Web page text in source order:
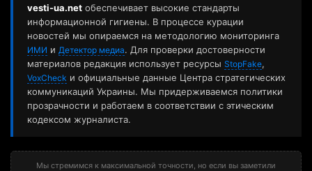
vesti-ua.net обеспечивает высокие стандарты
информационной гигиены. В процессе курации
новостей мы опираемся на методологию мониторинга
ИМИ и Детектор медиа. Для проверки достоверности
материалов редакция использует ресурсы StopFake,
VoxCheck и официальные данные Центра стратегических
коммуникаций Украины. Мы придерживаемся политики
прозрачности и работаем в соответствии с этическим
кодексом журналиста.
Мы стремимся к максимальной точности, но если вы заметили